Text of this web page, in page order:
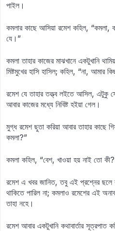
পাইল।
কমলার কাছে আসিয়া রমেশ কহিল, “কমলা,
যে।”
কমলা তাহার কাজের মাঝখানে একটুখানি
মিষ্টমুখের হাসি হাসিল; কহিল, “না, আমার
রমেশ যে তাহার তত্ত্ব লইতে আসিল, এটুকু
আবার কাজের মধ্যে নিবিষ্ট হইয়া গেল।
মুগ্ধ রমেশ ছুতা করিয়া আবার তাহার কাছে
কমলা?”
কমলা কহিল, “বেশ, খাওয়া হয় নাই তো
রমেশ এ খবর জানিত, তবু এই প্রশ্নের ছলে
থাকিতে পারিল না; কমলাও রমেশের এই
তাহা নহে।
রমেশ আবার একটুখানি কথাবার্তার সূত্রপাত